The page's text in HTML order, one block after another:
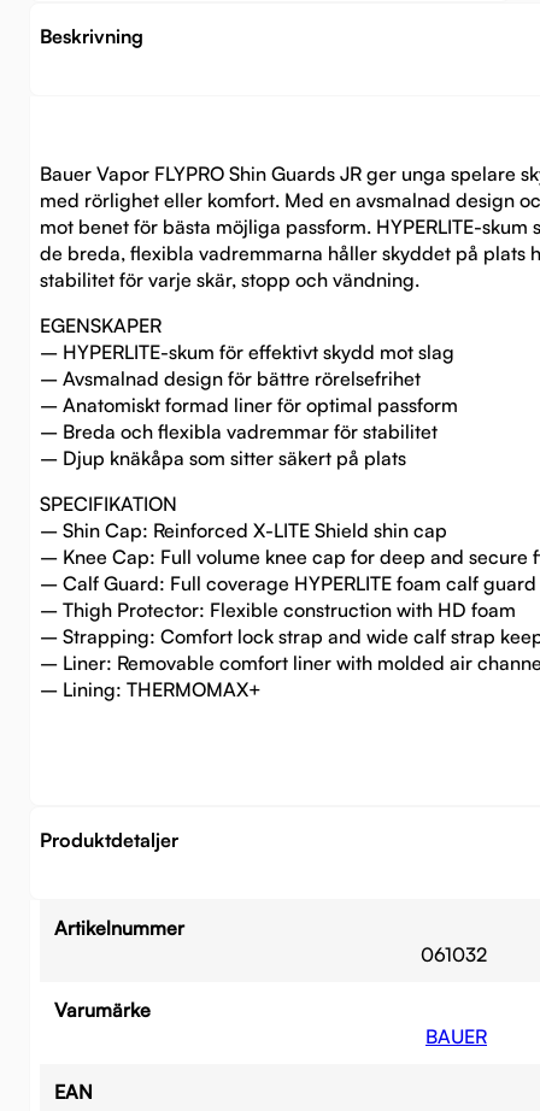
Beskrivning
Bauer Vapor FLYPRO Shin Guards JR ger unga spelare
med rörlighet eller komfort. Med en avsmalnad design
mot benet för bästa möjliga passform. HYPERLITE-
de breda, flexibla vadremmarna håller skyddet på plats
stabilitet för varje skär, stopp och vändning.
EGENSKAPER
– HYPERLITE-skum för effektivt skydd mot slag
– Avsmalnad design för bättre rörelsefrihet
– Anatomiskt formad liner för optimal passform
– Breda och flexibla vadremmar för stabilitet
– Djup knäkåpa som sitter säkert på plats
SPECIFIKATION
– Shin Cap: Reinforced X-LITE Shield shin cap
– Knee Cap: Full volume knee cap for deep and secure
– Calf Guard: Full coverage HYPERLITE foam calf
– Thigh Protector: Flexible construction with HD foam
– Strapping: Comfort lock strap and wide calf strap
– Liner: Removable comfort liner with molded air
– Lining: THERMOMAX+
Produktdetaljer
Artikelnummer
061032
Varumärke
BAUER
EAN